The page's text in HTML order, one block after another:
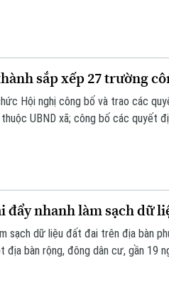
sắp xếp 27 trường
Hội nghị công bố và trao các
UBND xã; công bố các quyết
đẩy nhanh làm sạch dữ
sạch dữ liệu đất đai trên địa bàn
bàn rộng, đông dân cư, gần 19